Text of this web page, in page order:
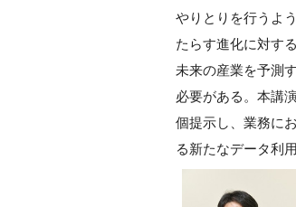
やりとりを行うよ
たらす進化に対す
未来の産業を予測
必要がある。本講
個提示し、業務に
る新たなデータ利